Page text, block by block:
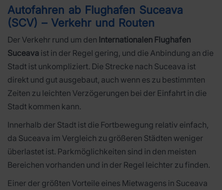
Autofahren ab Flughafen Suceava
(SCV) – Verkehr und Routen
Der Verkehr rund um den Internationalen Flughafen
Suceava ist in der Regel gering, und die Anbindung an die
Stadt ist unkompliziert. Die Strecke nach Suceava ist
direkt und gut ausgebaut, auch wenn es zu bestimmten
Zeiten zu leichten Verzögerungen bei der Einfahrt in die
Stadt kommen kann.
Innerhalb der Stadt ist die Fortbewegung relativ einfach,
da Suceava im Vergleich zu größeren Städten weniger
überlastet ist. Parkmöglichkeiten sind in den meisten
Bereichen vorhanden und in der Regel leichter zu finden.
Einer der größten Vorteile eines Mietwagens in Suceava